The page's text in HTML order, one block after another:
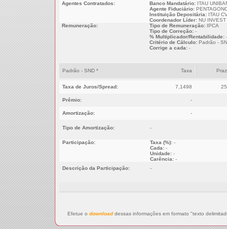
Agentes Contratados:
Banco Mandatário:ITAU
Agente Fiduciário:
Instituição Depositária:ITAU
Coordenador Líder:NU INVEST
Remuneração:
Tipo de Remuneração:IPCA
Tipo de Correção:-
% Multiplicador/Rentabilidade:-
Critério de Cálculo:Padrão -
Corrige a cada:-
Padrão - SND * Taxa
Taxa de Juros/Spread: 7,1498
Prêmio: -
Amortização: -
Tipo de Amortização: -
Participação: Taxa (%):-
Cada:-
Unidade:-
Carência:-
Descrição da Participação:
-
Efetue o downloaddessas informações em formato "texto